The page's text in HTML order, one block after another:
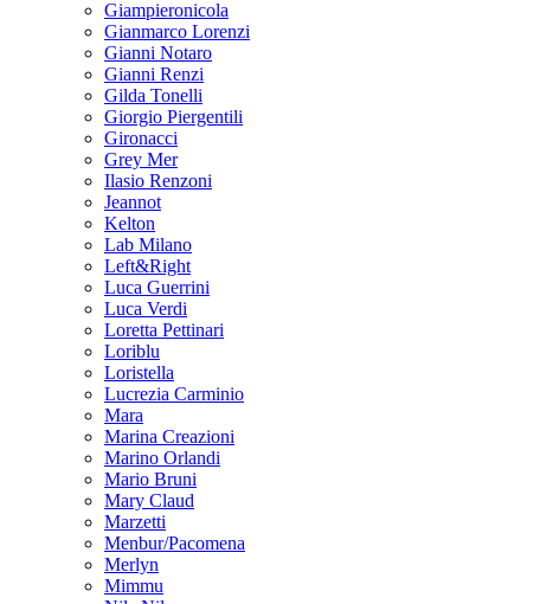
Giampieronicola
Gianmarco Lorenzi
Gianni Notaro
Gianni Renzi
Gilda Tonelli
Giorgio Piergentili
Gironacci
Grey Mer
Ilasio Renzoni
Jeannot
Kelton
Lab Milano
Left&Right
Luca Guerrini
Luca Verdi
Loretta Pettinari
Loriblu
Loristella
Lucrezia Carminio
Mara
Marina Creazioni
Marino Orlandi
Mario Bruni
Mary Claud
Marzetti
Menbur/Pacomena
Merlyn
Mimmu